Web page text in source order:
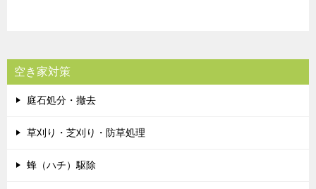
空き家対策
庭石処分・撤去
草刈り・芝刈り・防草処理
蜂（ハチ）駆除